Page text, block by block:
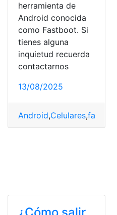
herramienta de
Android conocida
como Fastboot. Si
tienes alguna
inquietud recuerda
contactarnos
13/08/2025
Android,Celulares,fastboot